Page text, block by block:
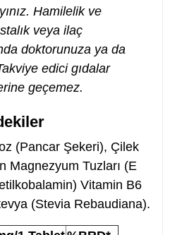
Hamilelik ve
veya ilaç
doktorunuza ya da
edici gıdalar
geçemez.
(Pancar Şekeri), Çilek
Magnezyum Tuzları (E
Vitamin B6
(Stevia Rebaudiana).